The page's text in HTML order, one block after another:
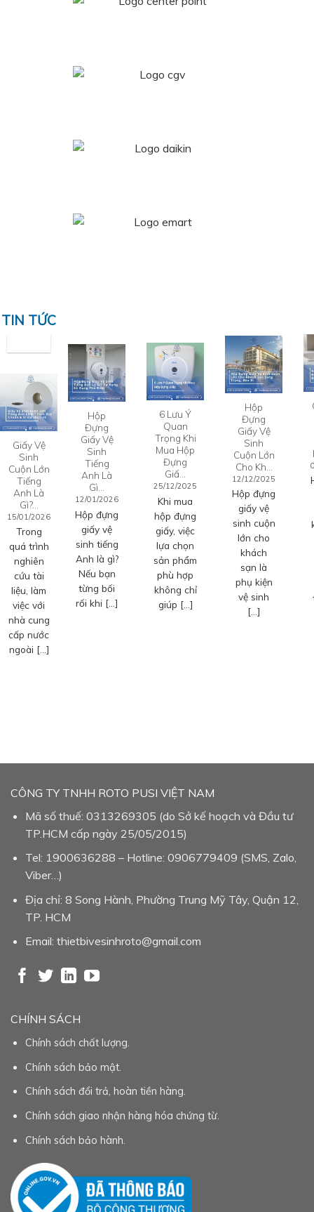
TIN TỨC
Giấy Vệ
Sinh
Cuộn Lớn
Tiếng
Anh Là
Gì?…
15/01/2026
Trong
quá trình
nghiên
cứu tài
liệu, làm
việc với
nhà cung
cấp nước
ngoài […]
Hộp
Đựng
Giấy Vệ
Sinh
Tiếng
Anh Là
Gì…
12/01/2026
Hộp đựng
giấy vệ
sinh tiếng
Anh là gì?
Nếu bạn
từng bối
rối khi […]
6 Lưu Ý
Quan
Trọng Khi
Mua Hộp
Đựng
Giấ…
25/12/2025
Khi mua
hộp đựng
giấy, việc
lựa chọn
sản phẩm
phù hợp
không chỉ
giúp […]
Hộp
Đựng
Giấy Vệ
Sinh
Cuộn Lớn
Cho Kh…
12/12/2025
Hộp đựng
giấy vệ
sinh cuộn
lớn cho
khách
sạn là
phụ kiện
vệ sinh
[…]
CÔNG TY TNHH ROTO PUSI VIỆT NAM
Mã số thuế: 0313269305 (do Sở kế hoạch và Đầu tư
TP.HCM cấp ngày 25/05/2015)
Tel: 1900636288 – Hotline: 0906779409 (SMS, Zalo,
Viber…)
Địa chỉ: 8 Song Hành, Phường Trung Mỹ Tây, Quận 12,
TP. HCM
Email: thietbivesinhroto@gmail.com
CHÍNH SÁCH
Chính sách chất lượng.
Chính sách bảo mật.
Chính sách đổi trả, hoàn tiền hàng.
Chính sách giao nhận hàng hóa chứng từ.
Chính sách bảo hành.